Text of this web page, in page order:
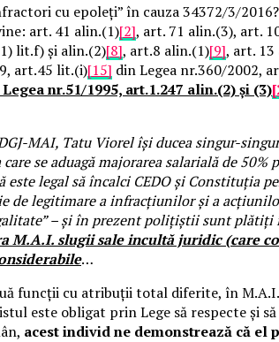
cu epoleți” în cauza 34372/3/
art. 41 alin.(1)[2], art. 71 alin.(3), art.
lit.f) și alin.(2)[8], art.8 alin.(1)[9], art.
art.45 lit.(i)[15] din Legea nr.360/2002,
nr.51/1995, art.1.247 alin.(2) și (3)
MAI, Tatu Viorel își ducea singur-
se aduagă majorarea salarială de
legal să încalci CEDO și Constituția
de legitimare a infracțiunilor și a
– și în prezent polițiștii sunt plătiți
M.A.I. slugii sale incultă juridic (care
…
funcții cu atribuții total diferite, în
este obligat prin Lege să respecte
acest individ ne demonstrează că el